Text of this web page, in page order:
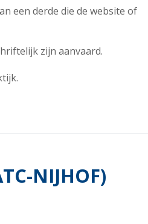
een derde die de website of
zijn aanvaard.
NIJHOF)